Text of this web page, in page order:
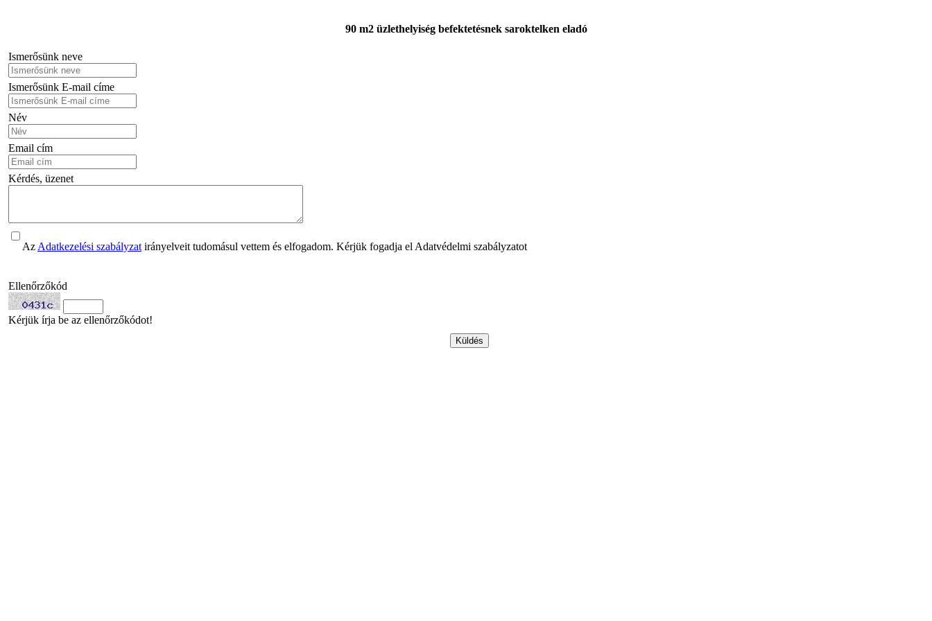
90 m2 üzlethelyiség befektetésnek saroktelken eladó
Ismerősünk neve
Ismerősünk E-mail címe
Név
Email cím
Kérdés, üzenet
Az Adatkezelési szabályzat irányelveit tudomásul vettem és elfogadom. Kérjük fogadja el Adatvédelmi szabályzatot
Ellenőrzőkód
Kérjük írja be az ellenőrzőkódot!